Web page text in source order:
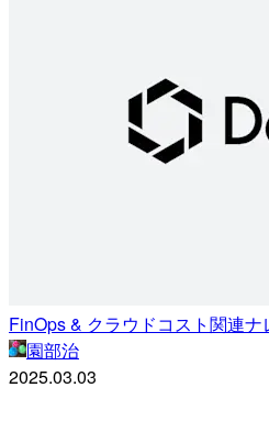
FinOps & クラウドコスト関連ナ
園部治
2025.03.03